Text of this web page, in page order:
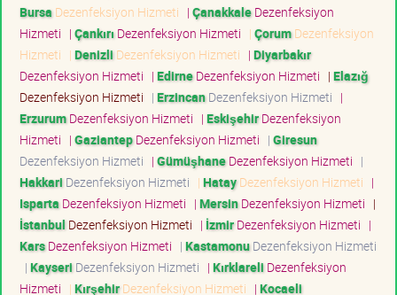
Bursa Dezenfeksiyon Hizmeti | ÇanakkaleDezenfeksiyon
Hizmeti | Çankırı Dezenfeksiyon Hizmeti | ÇorumDezenfeksiyon
Hizmeti | Denizli Dezenfeksiyon Hizmeti | Diyarbakır
Dezenfeksiyon Hizmeti | EdirneDezenfeksiyon Hizmeti | Elazığ
Dezenfeksiyon Hizmeti | ErzincanDezenfeksiyon Hizmeti |
ErzurumDezenfeksiyon Hizmeti | EskişehirDezenfeksiyon
Hizmeti | GaziantepDezenfeksiyon Hizmeti | Giresun
Dezenfeksiyon Hizmeti | GümüşhaneDezenfeksiyon Hizmeti |
Hakkari Dezenfeksiyon Hizmeti | HatayDezenfeksiyon Hizmeti |
Isparta Dezenfeksiyon Hizmeti | MersinDezenfeksiyon Hizmeti |
İstanbul Dezenfeksiyon Hizmeti | İzmirDezenfeksiyon Hizmeti |
KarsDezenfeksiyon Hizmeti | KastamonuDezenfeksiyon Hizmeti
| Kayseri Dezenfeksiyon Hizmeti | Kırklareli Dezenfeksiyon
Hizmeti | KırşehirDezenfeksiyon Hizmeti | Kocaeli